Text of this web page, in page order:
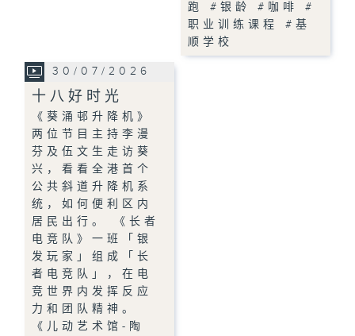
跑 #银龄 #咖啡 #
职业训练课程 #基
顺学校
30/07/2026
十八好时光
《葵涌邨升降机》
两位节目主持李漫
芬及伍文生走访葵
兴，看看全港首个
公共斜道升降机系
统，如何便利区内
居民出行。 《长者
电竞队》一班「银
发玩家」组成「长
者电竞队」，在电
竞世界内发挥反应
力和团队精神。
《儿动艺术馆-陶